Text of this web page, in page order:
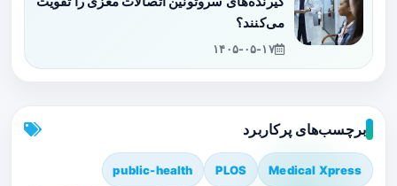
می‌کنند؟
۱۴۰۵-۰۵-۱۷
برچسب‌های پرکاربرد
Medical Xpress
PLOS
public-health